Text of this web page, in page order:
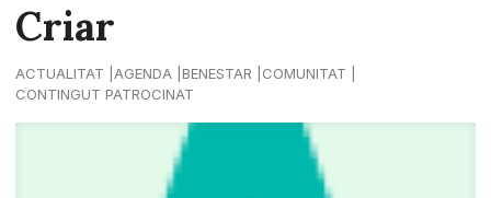
Criar
ACTUALITAT AGENDA BENESTAR
COMUNITAT
CONTINGUT PATROCINAT